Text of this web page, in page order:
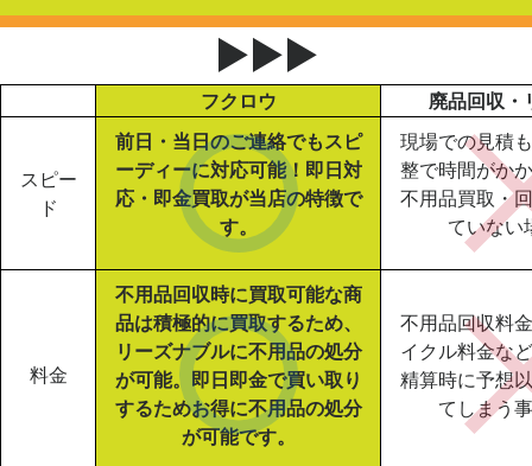
▶▶▶
フクロウ 廃品回収・
スピー
ド
前日・当日のご連絡でもスピ
ーディーに対応可能！即日対
応・即金買取が当店の特徴で
す。
現場での見積
整で時間がか
不用品買取・
ていない
料金
不用品回収時に買取可能な商
品は積極的に買取するため、
リーズナブルに不用品の処分
が可能。即日即金で買い取り
するためお得に不用品の処分
が可能です。
不用品回収料
イクル料金な
精算時に予想
てしまう